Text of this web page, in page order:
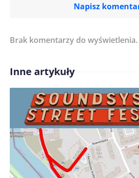
Napisz
Treść komentarza*
Imię/ Nick*
Zapamiętaj moje dane w tej
pisania kolejnych komentarzy.
Brak komentarzy do wyświetlenia.
Inne artykuły